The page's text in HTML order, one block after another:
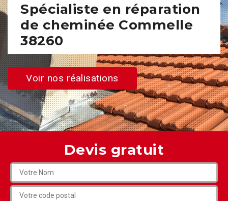
Spécialiste en réparation
de cheminée Commelle
38260
Voir nos réalisations
Devis gratuit